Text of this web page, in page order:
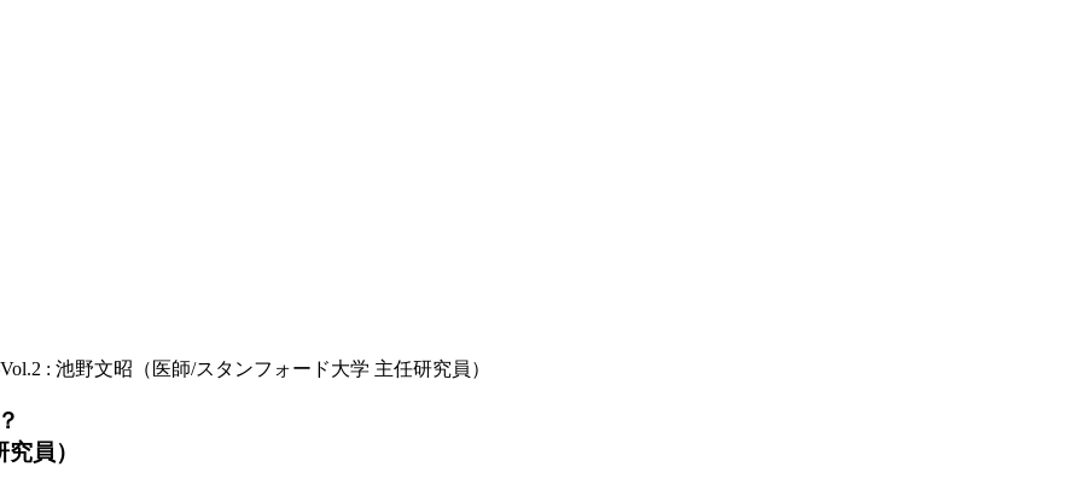
: 池野文昭（医師/スタンフォード大学 主任研究員）
員）